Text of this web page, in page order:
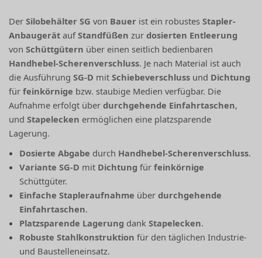
DerSilobehälter SG von Bauer ist ein robustesStapler-
Anbaugerät aufStandfüßen zurdosierten Entleerung
vonSchüttgütern über einen seitlich bedienbaren
Handhebel-Scherenverschluss. Je nach Material ist auch
die AusführungSG-D mitSchiebeverschluss und Dichtung
fürfeinkörnige bzw. staubige Medien verfügbar. Die
Aufnahme erfolgt überdurchgehende Einfahrtaschen,
undStapelecken ermöglichen eine platzsparende
Lagerung.
Dosierte Abgabe durch Handhebel-Scherenverschluss.
Variante SG-D mit Dichtung fürfeinkörnige
Schüttgüter.
Einfache Stapleraufnahme überdurchgehende
Einfahrtaschen.
Platzsparende Lagerung dankStapelecken.
Robuste Stahlkonstruktion für den täglichen Industrie-
und Baustelleneinsatz.